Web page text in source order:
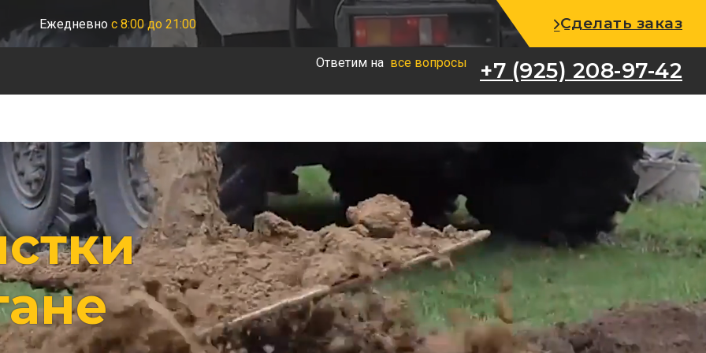
+7 (925) 208-97-42
Ежедневно с 8:00 до 21:00 Сделать заказ
Ответим на все вопросы +7 (925) 208-97-42